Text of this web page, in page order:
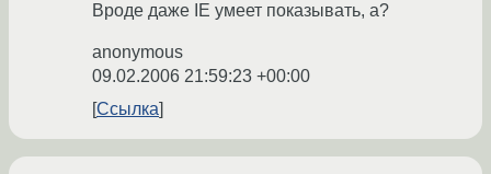
Вроде даже IE умеет показывать, а?
anonymous
09.02.2006 21:59:23 +00:00
Ссылка